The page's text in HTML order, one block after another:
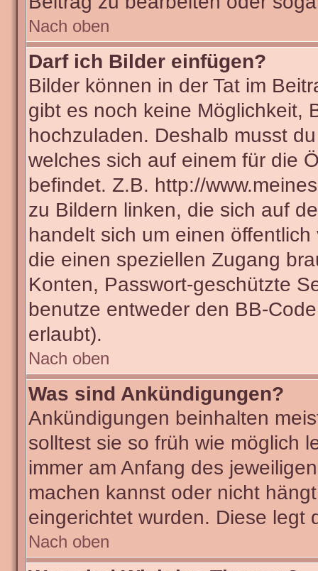
Nach oben
Darf ich Bilder einfügen?
Bilder können in der Tat im
gibt es noch keine Möglichkeit,
hochzuladen. Deshalb musst
welches sich auf einem für die
befindet. Z.B. http://
zu Bildern linken, die sich auf
handelt sich um einen
die einen speziellen Zugang
Konten, Passwort-geschützte
benutze entweder den BB-
erlaubt).
Nach oben
Was sind Ankündigungen?
Ankündigungen beinhalten
solltest sie so früh wie möglich
immer am Anfang des
machen kannst oder nicht
eingerichtet wurden. Diese legt
Nach oben